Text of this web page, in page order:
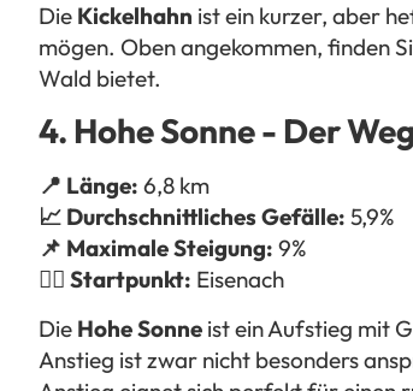
Die Kickelhahn ist ein kurzer, aber
mögen. Oben angekommen, finden
Wald bietet.
4. Hohe Sonne - Der
📍 Länge: 6,8 km
📈 Durchschnittliches Gefälle: 5,9%
📌 Maximale Steigung: 9%
🚴‍♂️ Startpunkt: Eisenach
Die Hohe Sonne ist ein Aufstieg mit
Anstieg ist zwar nicht besonders